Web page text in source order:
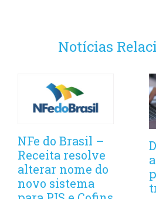
Notícias
NFe do Brasil –
Receita resolve
alterar nome do
novo sistema